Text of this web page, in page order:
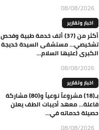
08/08/2026
اخبار وتقارير
أكثر من (37) ألف خدمة طبية وفحص
تشخيصي… مستشفى السيدة خديجة
الكبرى (عليها السلام...
08/08/2026
اخبار وتقارير
بـ(18) مشروعاً نوعياً و(80) مشاركة
فاعلة… معهد أديبات الطف يعلن
حصيلة خدماته في...